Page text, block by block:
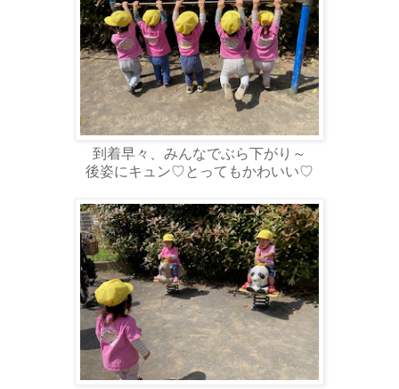
到着早々、みんなでぶら下がり～
後姿にキュン♡とってもかわいい♡